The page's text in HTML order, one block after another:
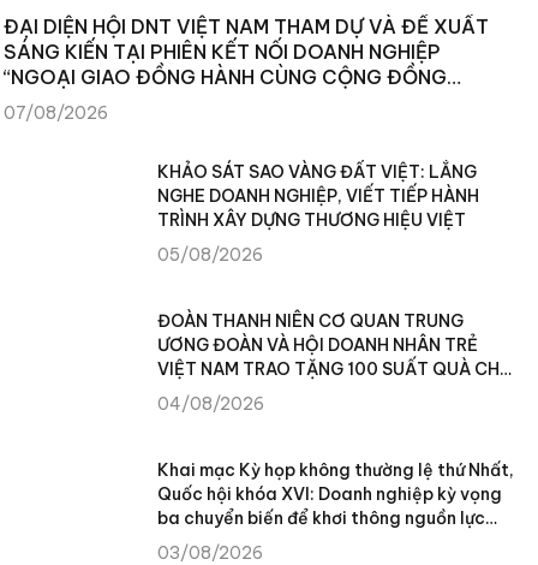
ĐẠI DIỆN HỘI DNT VIỆT NAM THAM DỰ VÀ ĐỀ XUẤT
SÁNG KIẾN TẠI PHIÊN KẾT NỐI DOANH NGHIỆP
“NGOẠI GIAO ĐỒNG HÀNH CÙNG CỘNG ĐỒNG
DOANH NGHIỆP”
07/08/2026
KHẢO SÁT SAO VÀNG ĐẤT VIỆT: LẮNG
NGHE DOANH NGHIỆP, VIẾT TIẾP HÀNH
TRÌNH XÂY DỰNG THƯƠNG HIỆU VIỆT
05/08/2026
ĐOÀN THANH NIÊN CƠ QUAN TRUNG
ƯƠNG ĐOÀN VÀ HỘI DOANH NHÂN TRẺ
VIỆT NAM TRAO TẶNG 100 SUẤT QUÀ CHO
NHÂN DÂN XÃ TÙNG VÀI (TUYÊN QUANG)
04/08/2026
Khai mạc Kỳ họp không thường lệ thứ Nhất,
Quốc hội khóa XVI: Doanh nghiệp kỳ vọng
ba chuyển biến để khơi thông nguồn lực
phát triển
03/08/2026